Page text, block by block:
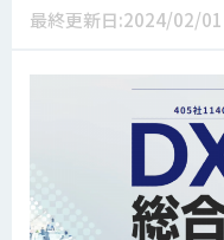
最終更新日:2024/02/01